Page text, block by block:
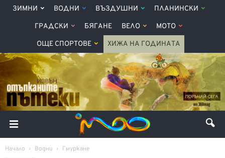
ЗИМНИ ВОДНИ ВЪЗДУШНИ ПЛАНИНСКИ
ГРАДСКИ БЯГАНЕ ВЕЛО МОТО
ОЩЕ СПОРТОВЕ ХИЖА НА ГОДИНАТА
Начало Водни Гмуркане